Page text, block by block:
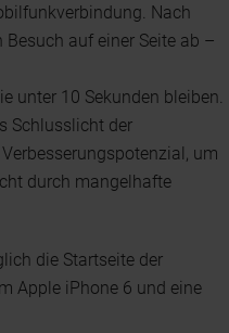
Nach
auf einer Seite ab –
unter 10 Sekunden bleiben.
Schlusslicht der
um
durch mangelhafte
die Startseite der
Apple iPhone 6 und eine